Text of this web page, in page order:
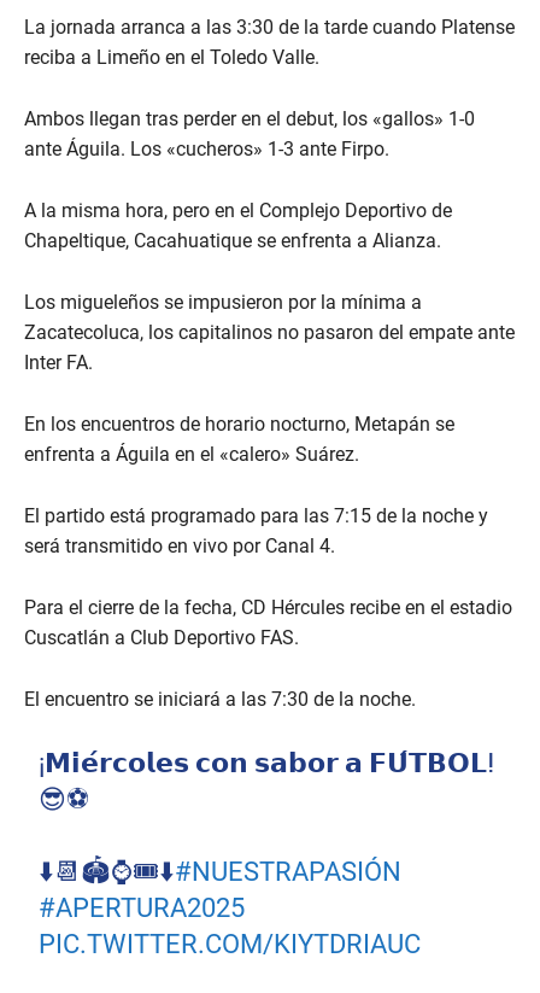
La jornada arranca a las 3:30 de la tarde cuando Platense
reciba a Limeño en el Toledo Valle.
Ambos llegan tras perder en el debut, los «gallos» 1-0
ante Águila. Los «cucheros» 1-3 ante Firpo.
A la misma hora, pero en el Complejo Deportivo de
Chapeltique, Cacahuatique se enfrenta a Alianza.
Los migueleños se impusieron por la mínima a
Zacatecoluca, los capitalinos no pasaron del empate ante
Inter FA.
En los encuentros de horario nocturno, Metapán se
enfrenta a Águila en el «calero» Suárez.
El partido está programado para las 7:15 de la noche y
será transmitido en vivo por Canal 4.
Para el cierre de la fecha, CD Hércules recibe en el estadio
Cuscatlán a Club Deportivo FAS.
El encuentro se iniciará a las 7:30 de la noche.
¡𝗠𝗶𝗲́𝗿𝗰𝗼𝗹𝗲𝘀 𝗰𝗼𝗻 𝘀𝗮𝗯𝗼𝗿 𝗮 𝗙𝗨́𝗧𝗕𝗢𝗟ⵑ
😎⚽️
⬇️📆🏟️⌚️🎟️⬇️#NUESTRAPASIÓN
#APERTURA2025
PIC.TWITTER.COM/KIYTDRIAUC